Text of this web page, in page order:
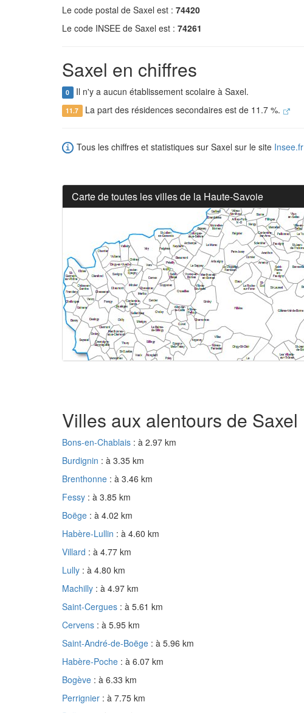
Le code postal de Saxel est : 74420
Le code INSEE de Saxel est : 74261
Saxel en chiffres
0 Il n'y a aucun établissement scolaire à Saxel.
11.7 La part des résidences secondaires est de 11.7 %.
Tous les chiffres et statistiques sur Saxel sur le site Insee.fr
Carte de toutes les villes de la Haute-Savoie
Villes aux alentours de Saxel
Bons-en-Chablais : à 2.97 km
Burdignin : à 3.35 km
Brenthonne : à 3.46 km
Fessy : à 3.85 km
Boëge : à 4.02 km
Habère-Lullin : à 4.60 km
Villard : à 4.77 km
Lully : à 4.80 km
Machilly : à 4.97 km
Saint-Cergues : à 5.61 km
Cervens : à 5.95 km
Saint-André-de-Boëge : à 5.96 km
Habère-Poche : à 6.07 km
Bogève : à 6.33 km
Perrignier : à 7.75 km